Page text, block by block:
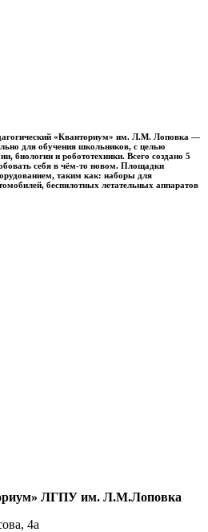
«Кванториум» им. Л.М. Лоповка —
для обучения школьников, с целью
биологии и робототехники. Всего создано 5
себя в чём-то новом. Площадки
таким как: наборы для
беспилотных летательных аппаратов
ЛГПУ им. Л.М.Лоповка
4а